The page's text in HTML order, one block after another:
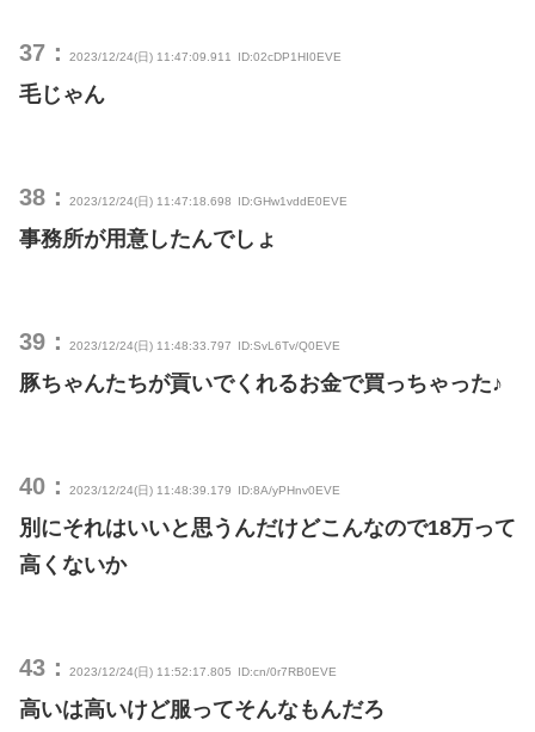
37： 2023/12/24(日) 11:47:09.911 ID:02cDP1HI0EVE
毛じゃん
38： 2023/12/24(日) 11:47:18.698 ID:GHw1vddE0EVE
事務所が用意したんでしょ
39： 2023/12/24(日) 11:48:33.797 ID:SvL6Tv/Q0EVE
豚ちゃんたちが貢いでくれるお金で買っちゃった♪
40： 2023/12/24(日) 11:48:39.179 ID:8A/yPHnv0EVE
別にそれはいいと思うんだけどこんなので18万って
高くないか
43： 2023/12/24(日) 11:52:17.805 ID:cn/0r7RB0EVE
高いは高いけど服ってそんなもんだろ